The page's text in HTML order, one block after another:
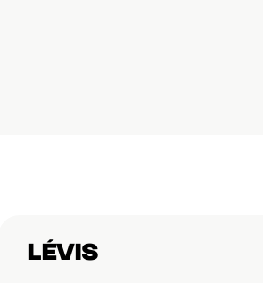
LÉVIS